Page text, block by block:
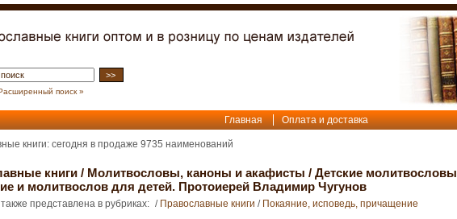
поиск »
Главная Оплата и доставка
книги: сегодня в продаже 9735 наименований
книги / Молитвословы, каноны и акафисты / Детские молитвословы
и молитвослов для детей. Протоиерей Владимир Чугунов
представлена в рубриках: / Православные книги / Покаяние, исповедь, причащение